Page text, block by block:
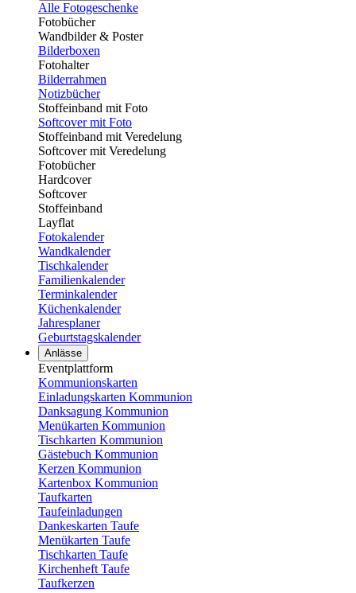
Alle Fotogeschenke
Fotobücher
Wandbilder & Poster
Bilderboxen
Fotohalter
Bilderrahmen
Notizbücher
Stoffeinband mit Foto
Softcover mit Foto
Stoffeinband mit Veredelung
Softcover mit Veredelung
Fotobücher
Hardcover
Softcover
Stoffeinband
Layflat
Fotokalender
Wandkalender
Tischkalender
Familienkalender
Terminkalender
Küchenkalender
Jahresplaner
Geburtstagskalender
Anlässe
Eventplattform
Kommunionskarten
Einladungskarten Kommunion
Danksagung Kommunion
Menükarten Kommunion
Tischkarten Kommunion
Gästebuch Kommunion
Kerzen Kommunion
Kartenbox Kommunion
Taufkarten
Taufeinladungen
Dankeskarten Taufe
Menükarten Taufe
Tischkarten Taufe
Kirchenheft Taufe
Taufkerzen